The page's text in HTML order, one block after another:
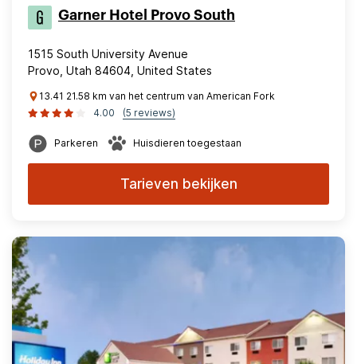
Garner Hotel Provo South
1515 South University Avenue
Provo, Utah 84604, United States
13.41 21.58 km van het centrum van American Fork
4.00
(5 reviews)
Parkeren Huisdieren toegestaan
Tarieven bekijken